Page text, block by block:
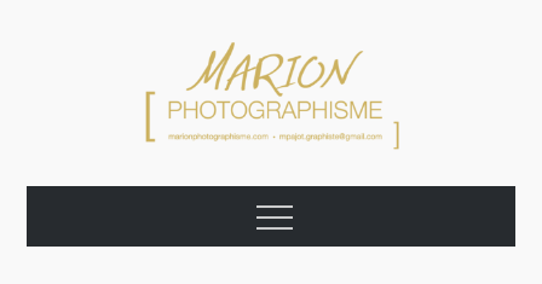
Marion
Photographisme
Menu